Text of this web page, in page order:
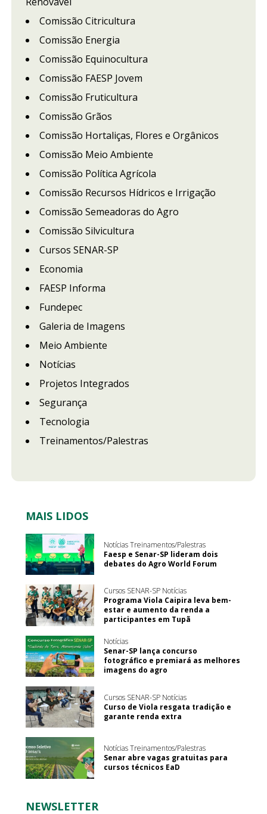
Comissão Citricultura
Comissão Energia
Comissão Equinocultura
Comissão FAESP Jovem
Comissão Fruticultura
Comissão Grãos
Comissão Hortaliças, Flores e Orgânicos
Comissão Meio Ambiente
Comissão Política Agrícola
Comissão Recursos Hídricos e Irrigação
Comissão Semeadoras do Agro
Comissão Silvicultura
Cursos SENAR-SP
Economia
FAESP Informa
Fundepec
Galeria de Imagens
Meio Ambiente
Notícias
Projetos Integrados
Segurança
Tecnologia
Treinamentos/Palestras
MAIS LIDOS
Notícias Treinamentos/Palestras
Faesp e Senar-SP lideram dois
debates do Agro World Forum
Cursos SENAR-SP Notícias
Programa Viola Caipira leva bem-
estar e aumento da renda a
participantes em Tupã
Notícias
Senar-SP lança concurso
fotográfico e premiará as melhores
imagens do agro
Cursos SENAR-SP Notícias
Curso de Viola resgata tradição e
garante renda extra
Notícias Treinamentos/Palestras
Senar abre vagas gratuitas para
cursos técnicos EaD
NEWSLETTER